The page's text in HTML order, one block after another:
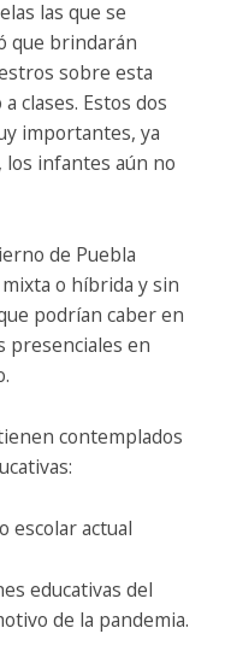
las que se
que brindarán
sobre esta
clases. Estos dos
importantes, ya
los infantes aún no
de Puebla
o híbrida y sin
podrían caber en
presenciales en
contemplados
escolar actual
educativas del
de la pandemia.